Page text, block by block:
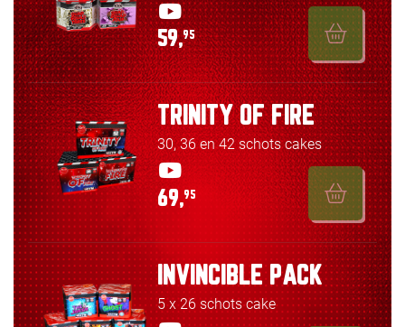
59,95
TRINITY OF FIRE
30, 36 en 42 schots cakes
69,95
INVINCIBLE PACK
5 x 26 schots cake